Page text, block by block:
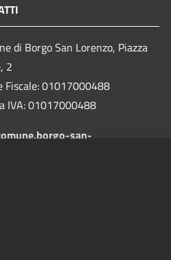
di Borgo San Lorenzo, Piazza
2
Fiscale: 01017000488
IVA: 01017000488
san-